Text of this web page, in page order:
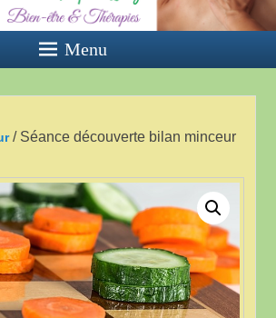
Menu
/ Séance découverte bilan minceur